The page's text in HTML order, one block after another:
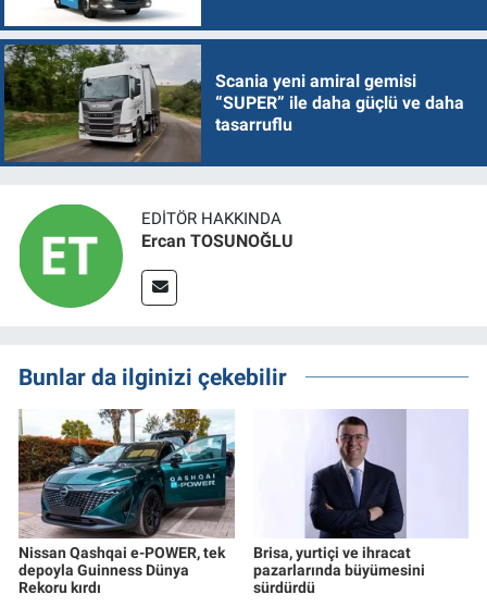
Scania yeni amiral gemisi
“SUPER” ile daha güçlü ve daha
tasarruflu
EDITÖR HAKKINDA
Ercan TOSUNOĞLU
Bunlar da ilginizi çekebilir
Nissan Qashqai e-POWER, tek
depoyla Guinness Dünya
Rekoru kırdı
Brisa, yurtiçi ve ihracat
pazarlarında büyümesini
sürdürdü